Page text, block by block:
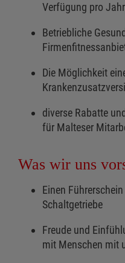
Verfügung pro Jahr
Betriebliche
Die Möglichkeit
diverse Rabatte
für Malteser
Was wir uns
Einen
Schaltgetriebe
Freude und
mit Menschen mit